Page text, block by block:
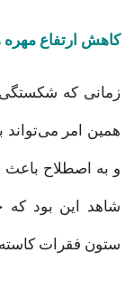
کاهش ارتفاع
زمانی که شکستگی
همین امر
و به اصطلاح باعث
ستون فقرات